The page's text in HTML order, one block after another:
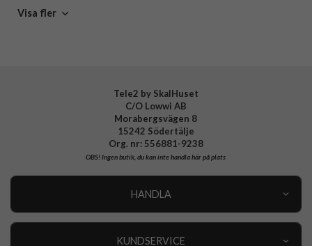
Tillverkarens art nr
Google Pixel
Visa fler
Tele2 by SkalHuset
C/O Lowwi AB
Morabergsvägen 8
15242 Södertälje
Org. nr: 556881-9238
OBS!Ingen butik, du kan inte handla här på plats
HANDLA
KUNDSERVICE